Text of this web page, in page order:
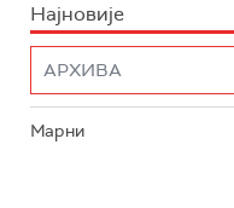
Најновије
Марни